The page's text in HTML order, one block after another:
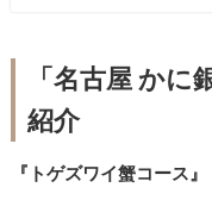
「名古屋 かに
紹介
『トゲズワイ蟹コース』